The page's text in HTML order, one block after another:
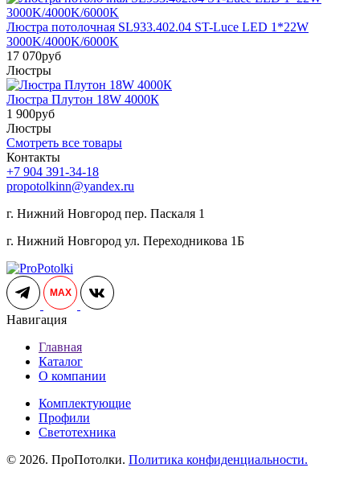
Люстра потолочная SL933.402.04 ST-Luce LED 1*22W
3000K/4000K/6000K
17 070руб
Люстры
Люстра Плутон 18W 4000К
1 900руб
Люстры
Смотреть все товары
Контакты
+7 904 391-34-18
propotolkinn@yandex.ru
г. Нижний Новгород пер. Паскаля 1
г. Нижний Новгород ул. Переходникова 1Б
MAX
Навигация
Главная
Каталог
О компании
Комплектующие
Профили
Светотехника
© 2026. ПроПотолки. Политика конфиденциальности.